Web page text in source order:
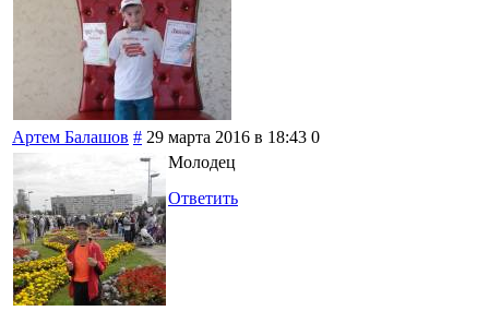
Артем Балашов # 29 марта 2016 в 18:43 0
Молодец
Ответить